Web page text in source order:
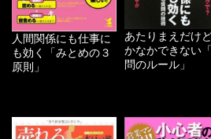
人間関係にも仕事に
も効く「みとめの３
原則」
あたりまえだけ
かなかできない
問のルール」